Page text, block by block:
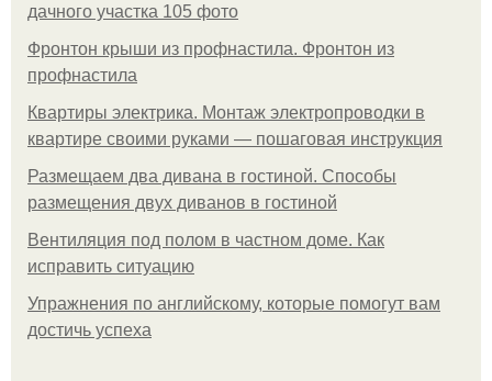
дачного участка 105 фото
Фронтон крыши из профнастила. Фронтон из
профнастила
Квартиры электрика. Монтаж электропроводки в
квартире своими руками — пошаговая инструкция
Размещаем два дивана в гостиной. Способы
размещения двух диванов в гостиной
Вентиляция под полом в частном доме. Как
исправить ситуацию
Упражнения по английскому, которые помогут вам
достичь успеха